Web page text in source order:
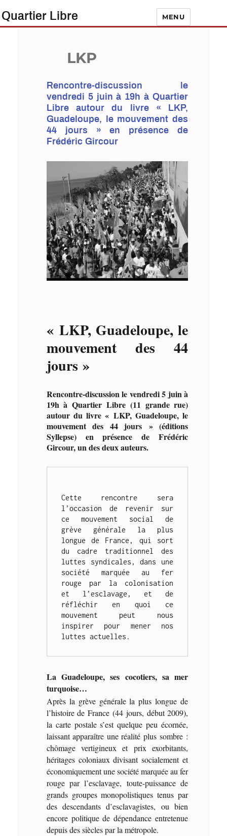
Quartier Libre MENU
LKP
Rencontre-discussion le
vendredi 5 juin à 19h à Quartier
Libre autour du livre « LKP,
Guadeloupe, le mouvement des
44 jours » en présence de
Frédéric Gircour
« LKP, Guadeloupe, le
mouvement des 44
jours »
Rencontre-discussion le vendredi 5 juin à
19hà Quartier Libre (11 grande rue)
autour du livre « LKP, Guadeloupe, le
mouvement des 44 jours » (éditions
Syllepse) en présence de Frédéric
Gircour, un des deux auteurs.
Cette rencontre sera
l’occasion de revenir sur
ce mouvement social de
grève générale la plus
longue de France, qui sort
du cadre traditionnel des
luttes syndicales, dans une
société marquée au fer
rouge par la colonisation
et l’esclavage, et de
réfléchir en quoi ce
mouvement peut nous
inspirer pour mener nos
luttes actuelles.
La Guadeloupe, ses cocotiers, sa mer
turquoise…
Après la grève générale la plus longue de
l’histoire de France (44 jours, début 2009),
la carte postale s’est quelque peu écornée,
laissant apparaître une réalité plus sombre :
chômage vertigineux et prix exorbitants,
héritages coloniaux divisant socialement et
économiquement une société marquée au fer
rouge par l’esclavage, toute-puissance de
grands groupes monopolistiques tenus par
des descendants d’esclavagistes, ou bien
encore politique de dépendance entretenue
depuis des siècles par la métropole.